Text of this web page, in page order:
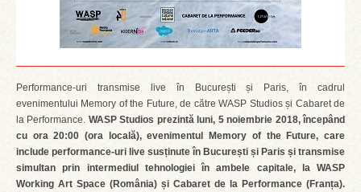
Performance-uri transmise live în București și Paris, în cadrul
evenimentului Memory of the Future, de către WASP Studios și Cabaret de
la Performance. WASP Studios prezintă luni, 5 noiembrie 2018, începând
cu ora 20:00 (ora locală), evenimentul Memory of the Future, care
include performance-uri live susținute în București și Paris și transmise
simultan prin intermediul tehnologiei în ambele capitale, la WASP
Working Art Space (România) și Cabaret de la Performance (Franța).